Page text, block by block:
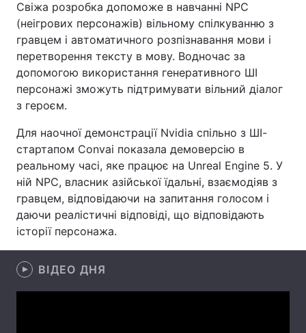
Техно і зв'язок Лайт
Зброя Інциденти
Туризм
Цікавинки
Лонгріди
Відео з Youtube Статті
Архів
Свіжа розробка допоможе в навчанні NPC
(неігрових персонажів) вільному спілкуванню з
гравцем і автоматичного розпізнавання мови і
перетворення тексту в мову. Водночас за
допомогою використання генеративного ШІ
персонажі зможуть підтримувати вільний діалог
з героєм.
Для наочної демонстрації Nvidia спільно з ШІ-
стартапом Convai показала демоверсію в
реальному часі, яке працює на Unreal Engine 5. У
ній NPC, власник азійської їдальні, взаємодіяв з
гравцем, відповідаючи на запитання голосом і
даючи реалістичні відповіді, що відповідають
історії персонажа.
ВІДЕО ДНЯ